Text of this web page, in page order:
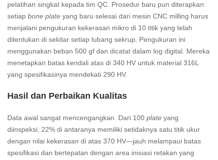
pelatihan singkat kepada tim QC. Prosedur baru pun diterapkan:
setiap bone plate yang baru selesai dari mesin CNC milling harus
menjalani pengukuran kekerasan mikro di 10 titik yang telah
ditentukan di sekitar setiap lubang sekrup. Pengukuran ini
menggunakan beban 500 gf dan dicatat dalam log digital. Mereka
menetapkan batas kendali atas di 340 HV untuk material 316L
yang spesifikasinya mendekati 290 HV.
Hasil dan Perbaikan Kualitas
Data awal sangat mencengangkan. Dari 100 plate yang
diinspeksi, 22% di antaranya memiliki setidaknya satu titik ukur
dengan nilai kekerasan di atas 370 HV—jauh melampaui batas
spesifikasi dan bertepatan dengan area inisiasi retakan yang